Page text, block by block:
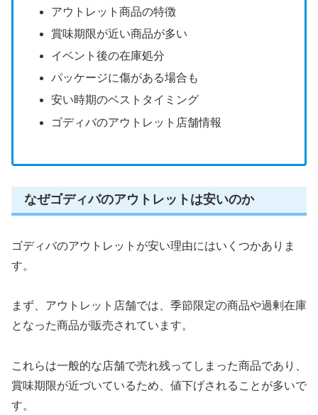
アウトレット商品の特徴
賞味期限が近い商品が多い
イベント後の在庫処分
パッケージに傷がある場合も
安い時期のベストタイミング
ゴディバのアウトレット店舗情報
なぜゴディバのアウトレットは安いのか
ゴディバのアウトレットが安い理由にはいくつかありま
す。
まず、アウトレット店舗では、季節限定の商品や過剰在庫
となった商品が販売されています。
これらは一般的な店舗で売れ残ってしまった商品であり、
賞味期限が近づいているため、値下げされることが多いで
す。